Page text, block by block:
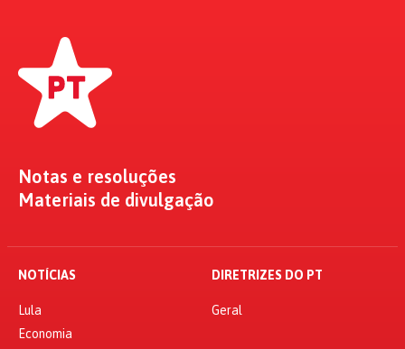
Notas e resoluções
Materiais de divulgação
NOTÍCIAS
Lula
Economia
DIRETRIZES DO PT
Geral